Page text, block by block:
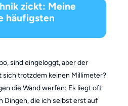
zickt: Meine
häufigsten
sind eingeloggt, aber der
sich trotzdem keinen Millimeter?
die Wand werfen: Es liegt oft
Dingen, die ich selbst erst auf